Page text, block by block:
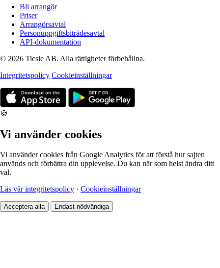
Bli arrangör
Priser
Arrangörsavtal
Personuppgiftsbiträdesavtal
API-dokumentation
© 2026 Ticsie AB. Alla rättigheter förbehållna.
Integritetspolicy Cookieinställningar
🍪
Vi använder cookies
Vi använder cookies från Google Analytics för att förstå hur sajten
används och förbättra din upplevelse. Du kan när som helst ändra ditt
val.
Läs vår integritetspolicy · Cookieinställningar
Acceptera alla Endast nödvändiga